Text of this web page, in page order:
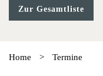
Zur Gesamtliste
Home > Termine